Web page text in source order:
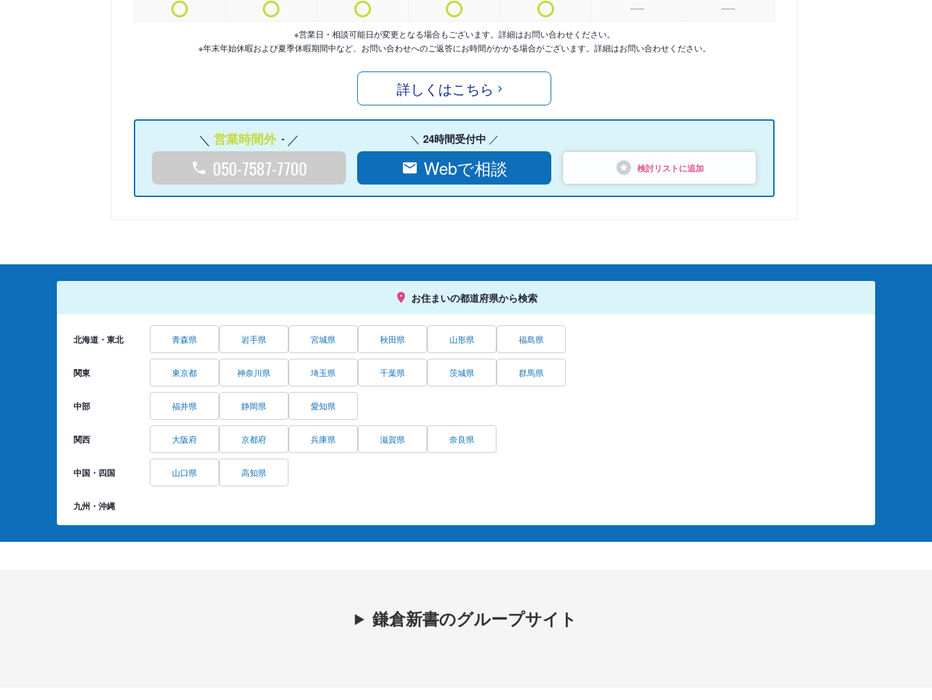
※営業日・相談可能日が変更となる場合もございます。詳細はお問い合わせください。
※年末年始休暇および夏季休暇期間中など、お問い合わせへのご返答にお時間がかかる場合がございます。詳細はお問い合わせください。
詳しくはこちら
営業時間外 -
050-7587-7700
24時間受付中
Webで相談 検討リストに追加
お住まいの都道府県から検索
北海道・東北 青森県 岩手県 宮城県 秋田県 山形県 福島県
関東 東京都 神奈川県 埼玉県 千葉県 茨城県 群馬県
中部 福井県 静岡県 愛知県
関西 大阪府 京都府 兵庫県 滋賀県 奈良県
中国・四国 山口県 高知県
九州・沖縄
鎌倉新書のグループサイト